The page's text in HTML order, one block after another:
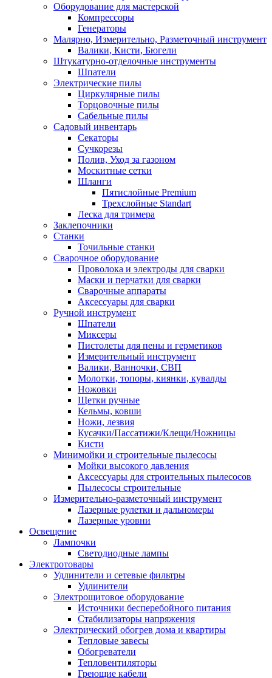
Оборудование для мастерской
Компрессоры
Генераторы
Малярно, Измерительно, Разметочный инструмент
Валики, Кисти, Бюгели
Штукатурно-отделочные инструменты
Шпатели
Электрические пилы
Циркулярные пилы
Торцовочные пилы
Сабельные пилы
Садовый инвентарь
Секаторы
Сучкорезы
Полив, Уход за газоном
Москитные сетки
Шланги
Пятислойные Premium
Трехслойные Standart
Леска для тримера
Заклепочники
Станки
Точильные станки
Сварочное оборудование
Проволока и электроды для сварки
Маски и перчатки для сварки
Сварочные аппараты
Аксессуары для сварки
Ручной инструмент
Шпатели
Миксеры
Пистолеты для пены и герметиков
Измерительный инструмент
Валики, Ванночки, СВП
Молотки, топоры, киянки, кувалды
Ножовки
Щетки ручные
Кельмы, ковши
Ножи, лезвия
Кусачки/Пассатижи/Клещи/Ножницы
Кисти
Минимойки и строительные пылесосы
Мойки высокого давления
Аксессуары для строительных пылесосов
Пылесосы строительные
Измерительно-разметочный инструмент
Лазерные рулетки и дальномеры
Лазерные уровни
Освещение
Лампочки
Светодиодные лампы
Электротовары
Удлинители и сетевые фильтры
Удлинители
Электрощитовое оборудование
Источники бесперебойного питания
Стабилизаторы напряжения
Электрический обогрев дома и квартиры
Тепловые завесы
Обогреватели
Тепловентиляторы
Греющие кабели